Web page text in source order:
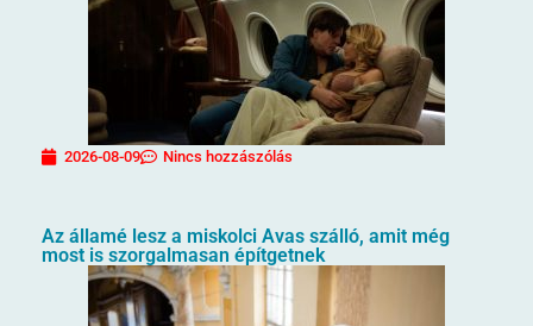
2026-08-09 Nincs hozzászólás
Az államé lesz a miskolci Avas szálló, amit még
most is szorgalmasan építgetnek